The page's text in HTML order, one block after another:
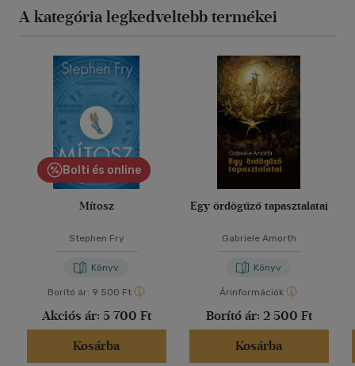
A kategória legkedveltebb termékei
Bolti és online
Mítosz
Stephen Fry
Könyv
Borító ár: 9 500 Ft
Akciós ár: 5 700 Ft
Kosárba
Egy ördögűző tapasztalatai
Gabriele Amorth
Könyv
Árinformációk
Borító ár: 2 500 Ft
Kosárba